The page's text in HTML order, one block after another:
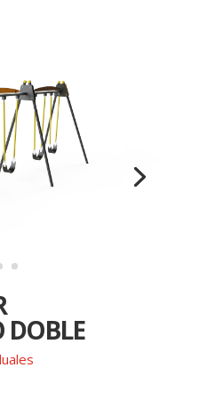
DOBLE